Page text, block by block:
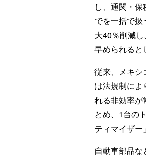
し、通関・
でを一括で
大40％削減
早められると
従来、メキシ
は法規制に
れる非効率が
とめ、1台の
ティマイザー
自動車部品